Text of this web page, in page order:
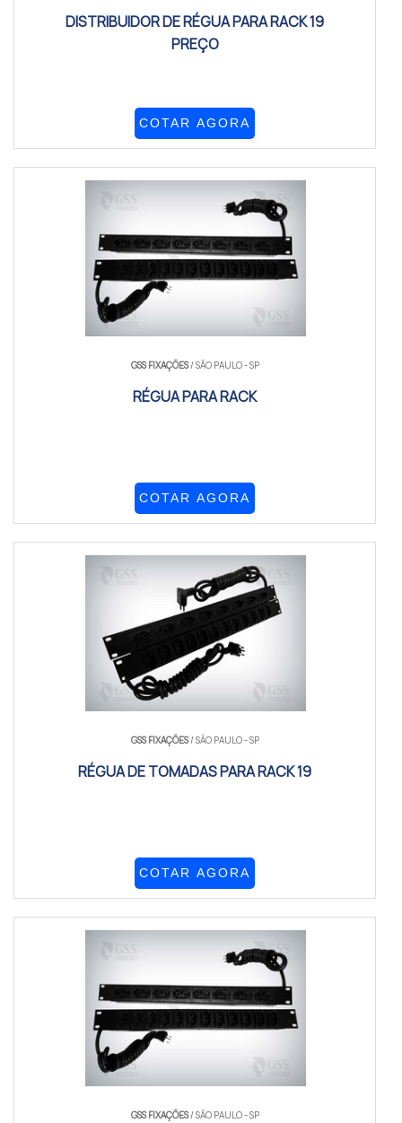
DISTRIBUIDOR DE RÉGUA PARA RACK 19
PREÇO
COTAR AGORA
GSS FIXAÇÕES/ SÃO PAULO - SP
RÉGUA PARA RACK
COTAR AGORA
GSS FIXAÇÕES/ SÃO PAULO - SP
RÉGUA DE TOMADAS PARA RACK 19
COTAR AGORA
GSS FIXAÇÕES/ SÃO PAULO - SP